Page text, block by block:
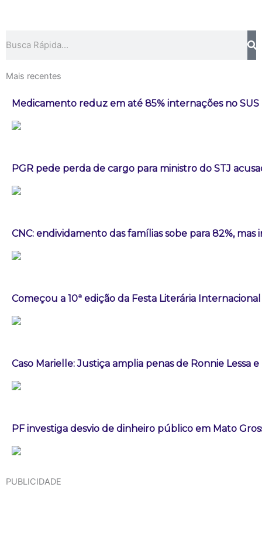
Mais recentes
Medicamento reduz em até 85% internações no
PGR pede perda de cargo para ministro do STJ
CNC: endividamento das famílias sobe para 82%, mas
Começou a 10ª edição da Festa Literária
Caso Marielle: Justiça amplia penas de Ronnie Lessa
PF investiga desvio de dinheiro público em Mato
PUBLICIDADE